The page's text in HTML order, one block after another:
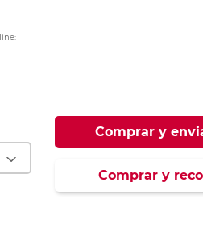
Comprar y
Comprar y